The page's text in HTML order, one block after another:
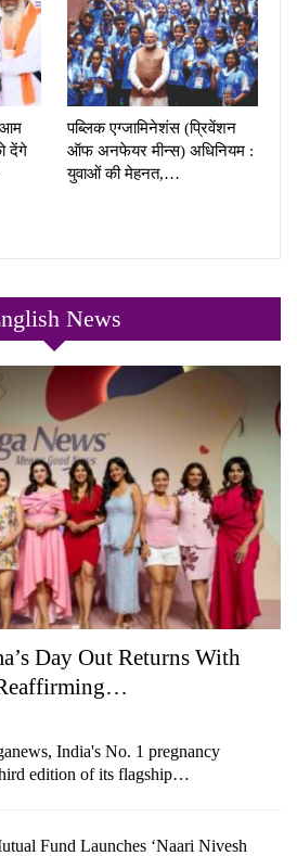
आम
देंगे
पब्लिक एग्जामिनेशंस (प्रिवेंशन
ऑफ अनफेयर मीन्स) अधिनियम :
युवाओं की मेहनत,…
News
Day Out Returns With
India's No. 1 pregnancy
edition of its flagship…
Fund Launches ‘Naari Nivesh